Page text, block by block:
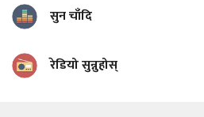
सुन चाँदि
रेडियो सुन्नुहोस्